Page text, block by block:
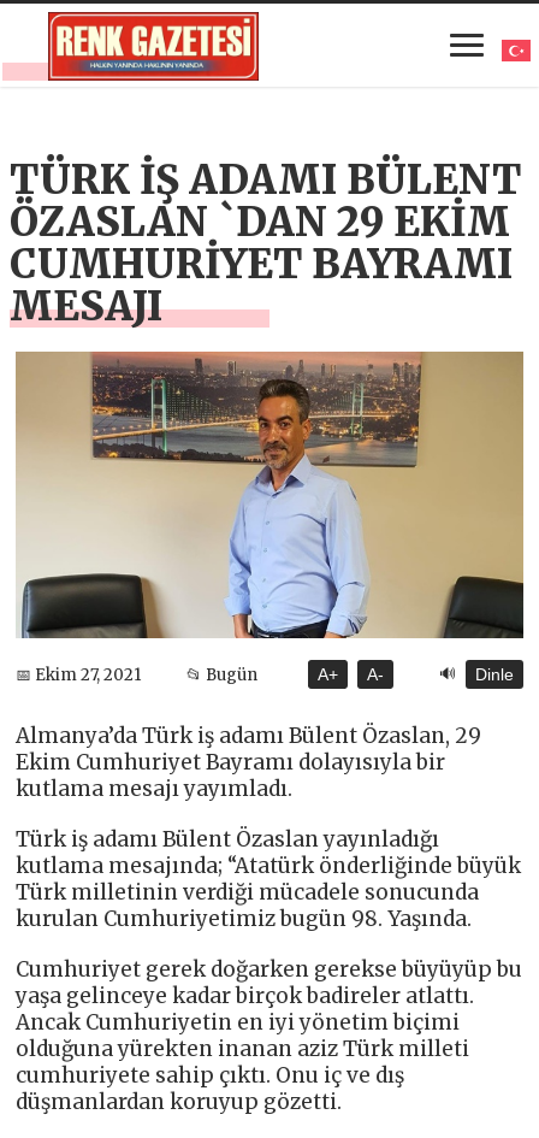
TÜRK İŞ ADAMI BÜLENT
ÖZASLAN `DAN 29 EKİM
CUMHURİYET BAYRAMI
MESAJI
📅 Ekim 27, 2021 📂 Bugün A+ A- 🔊 Dinle
Almanya’da Türk iş adamı Bülent Özaslan, 29
Ekim Cumhuriyet Bayramı dolayısıyla bir
kutlama mesajı yayımladı.
Türk iş adamı Bülent Özaslan yayınladığı
kutlama mesajında; “Atatürk önderliğinde büyük
Türk milletinin verdiği mücadele sonucunda
kurulan Cumhuriyetimiz bugün 98. Yaşında.
Cumhuriyet gerek doğarken gerekse büyüyüp bu
yaşa gelinceye kadar birçok badireler atlattı.
Ancak Cumhuriyetin en iyi yönetim biçimi
olduğuna yürekten inanan aziz Türk milleti
cumhuriyete sahip çıktı. Onu iç ve dış
düşmanlardan koruyup gözetti.